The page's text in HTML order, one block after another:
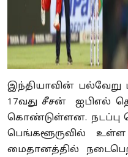
இந்தியாவின் பல்வேறு
17வது சீசன் ஐபிஎல்
கொண்டுள்ளன. நடப்பு
பெங்களூருவில் உள்ள
மைதானத்தில்